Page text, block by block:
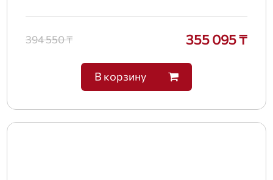
394 550 ₸ 355 095 ₸
В корзину